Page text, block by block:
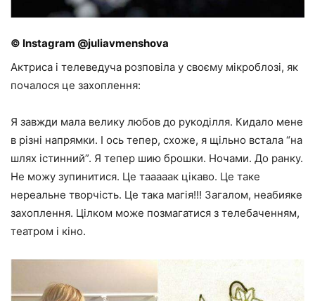
© Instagram @juliavmenshova
Актриса і телеведуча розповіла у своєму мікроблозі, як
почалося це захоплення:
Я завжди мала велику любов до рукоділля. Кидало мене
в різні напрямки. І ось тепер, схоже, я щільно встала “на
шлях істинний”. Я тепер шию брошки. Ночами. До ранку.
Не можу зупинитися. Це тааааак цікаво. Це таке
нереальне творчість. Це така магія!!! Загалом, неабияке
захоплення. Цілком може позмагатися з телебаченням,
театром і кіно.